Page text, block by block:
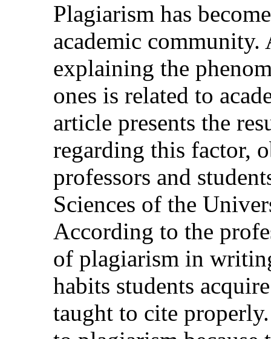
Plagiarism has
academic community.
explaining the
ones is related to
article presents the
regarding this factor,
professors and
Sciences of the
According to the
of plagiarism in
habits students
taught to cite